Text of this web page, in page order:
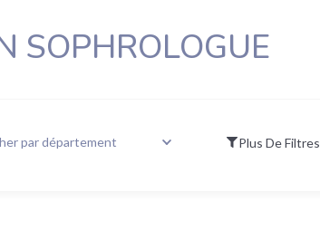
SOPHROLOGUE
par département Plus De Filtres